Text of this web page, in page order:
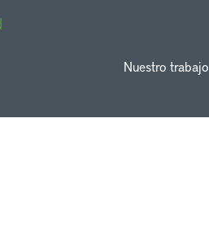
Nuestro trabajo